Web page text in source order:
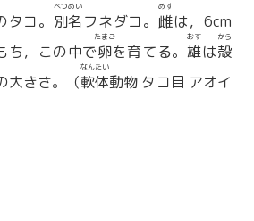
タコ。 別名
べつめい
フネダコ。 雌
めす
は，6cm
ち，この中で卵
たまご
を育てる。 雄
おす
は殻
から
大きさ。（軟体
なんたい
動物 タコ目 アオイ